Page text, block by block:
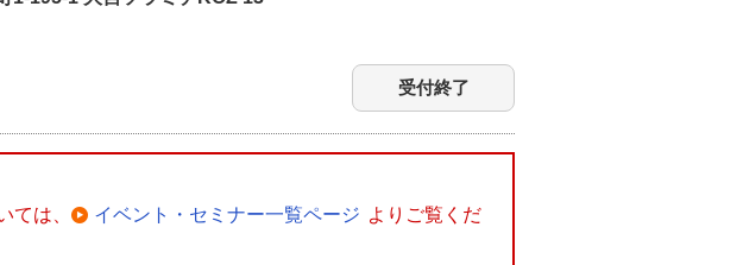
受付終了
ては、
イベント・セミナー一覧ページ よりご覧くだ